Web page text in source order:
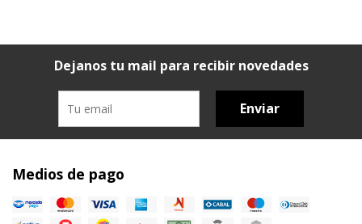
Dejanos tu mail para recibir novedades
Enviar
Medios de pago